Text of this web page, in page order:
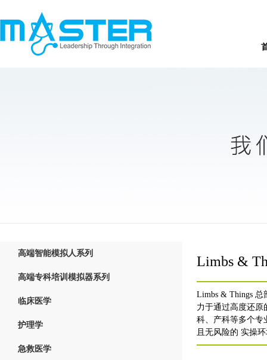
高端智能模拟人系列
高端专科培训模拟器系列
临床医学
护理学
急救医学
Limbs &
Limbs & Things 总
力于通过高度还原
科、产科等多个专
且无风险的 实操